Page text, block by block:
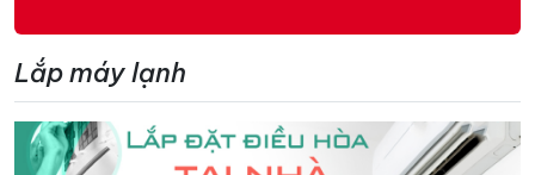
Lắp máy lạnh